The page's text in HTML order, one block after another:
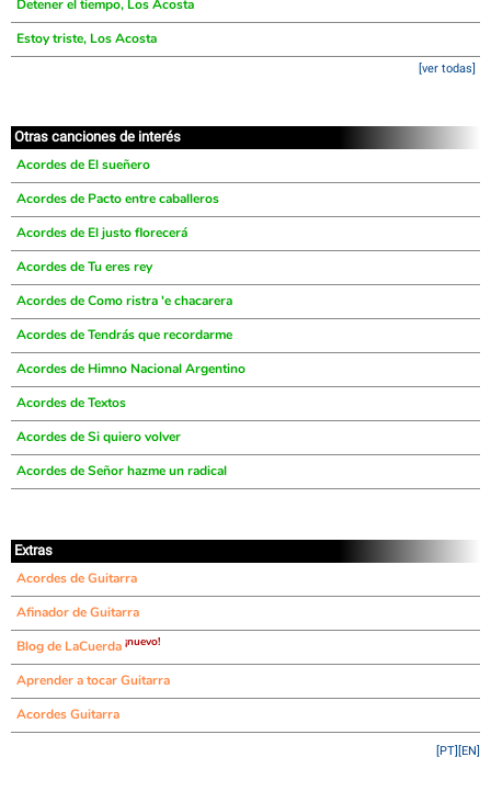
Detener el tiempo, Los Acosta
Estoy triste, Los Acosta
[ver todas]
Otras canciones de interés
Acordes de El sueñero
Acordes de Pacto entre caballeros
Acordes de El justo florecerá
Acordes de Tu eres rey
Acordes de Como ristra 'e chacarera
Acordes de Tendrás que recordarme
Acordes de Himno Nacional Argentino
Acordes de Textos
Acordes de Si quiero volver
Acordes de Señor hazme un radical
Extras
Acordes de Guitarra
Afinador de Guitarra
Blog de LaCuerda ¡nuevo!
Aprender a tocar Guitarra
Acordes Guitarra
[EN]
[PT]